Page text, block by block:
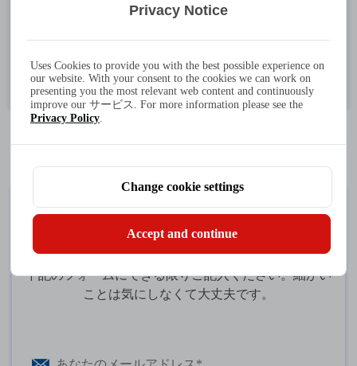
電話番号: +43 4242 24218 - 0
住所: Heizhausstr. 52/7, 9500 フィラッハ, オーストリア
勤務時間：月曜日～金曜日 8:00～16:30（GMT+2）
私たちとつながりましょう
下記のフォームにできる限りご記入ください。細かい
ことは気にしなくて大丈夫です。
Privacy Notice
Uses Cookies to provide you with the best possible experience on
our website. With your consent to the cookies we can work on
presenting you the most relevant web content and continuously
improve our サービス. For more information please see the
Privacy Policy.
Change cookie settings
Accept and continue